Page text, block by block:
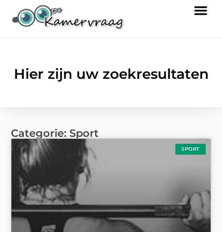
Hier zijn uw zoekresultaten
Categorie: Sport
SPORT